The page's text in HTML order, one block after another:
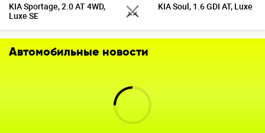
KIA Sportage, 2.0 AT 4WD,
Luxe SE
KIA Soul, 1.6 GDI AT, Luxe
Автомобильные новости